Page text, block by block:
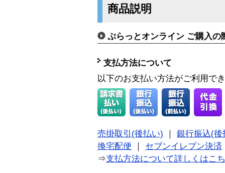
商品説明
ぷらっとオンライン ご購入の
支払方法について
以下のお支払い方法がご利用で
売掛取引(後払い)
銀行振込(後
換宅配便
セブンイレブン決済
⇒支払方法について詳しくはこ